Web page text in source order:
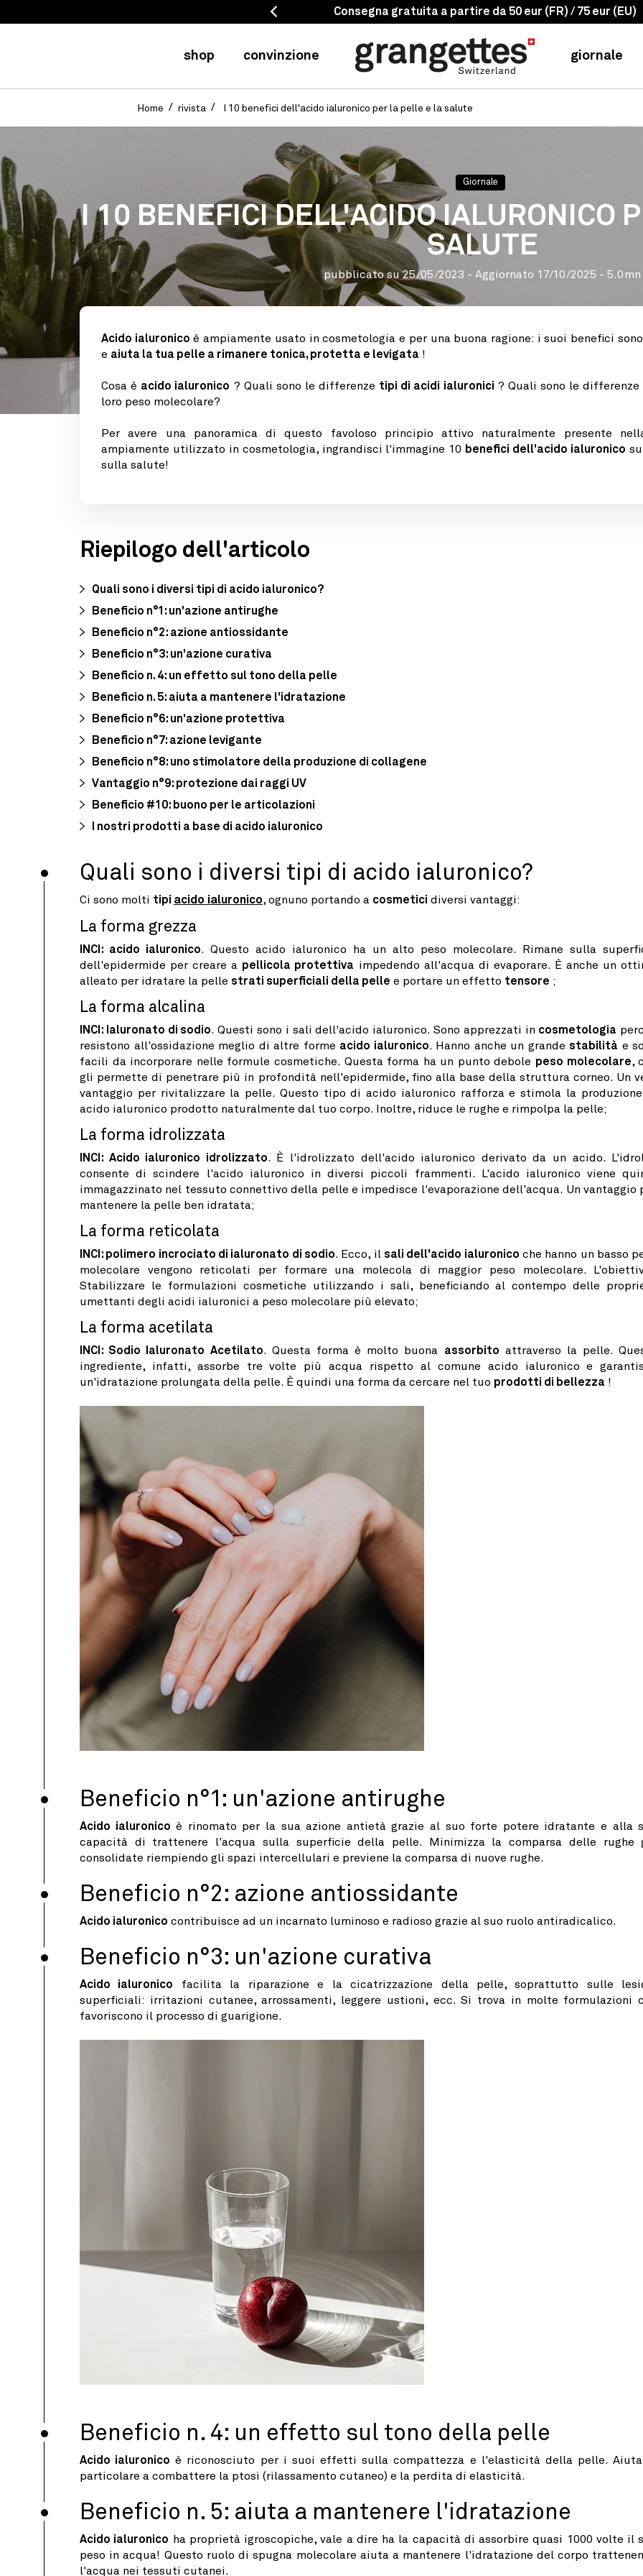
-10% su 5 prodotti
shop convinzione giornale
Home rivista I 10 benefici dell'acido ialuronico per la pelle e la salute
Giornale
I 10 BENEFICI DELL'ACIDO IALURONICO
SALUTE
pubblicato su25/05/2023 - Aggiornato 17/10/2025 - 5.0mn
Acido ialuronico è ampiamente usato in cosmetologia e per una buona ragione: i suoi benefici
e aiuta la tua pelle a rimanere tonica, protetta e levigata !
Cosa è acido ialuronico ? Quali sono le differenze tipi di acidi ialuronici ? Quali sono le differenze
loro peso molecolare?
Per avere una panoramica di questo favoloso principio attivo naturalmente presente
ampiamente utilizzato in cosmetologia, ingrandisci l'immagine 10 benefici dell'acido ialuronico
sulla salute!
Riepilogo dell'articolo
Quali sono i diversi tipi di acido ialuronico?
Beneficio n°1: un'azione antirughe
Beneficio n°2: azione antiossidante
Beneficio n°3: un'azione curativa
Beneficio n. 4: un effetto sul tono della pelle
Beneficio n. 5: aiuta a mantenere l'idratazione
Beneficio n°6: un'azione protettiva
Beneficio n°7: azione levigante
Beneficio n°8: uno stimolatore della produzione di collagene
Vantaggio n°9: protezione dai raggi UV
Beneficio #10: buono per le articolazioni
I nostri prodotti a base di acido ialuronico
Quali sono i diversi tipi di acido ialuronico?
Ci sono molti tipi acido ialuronico, ognuno portando a cosmetici diversi vantaggi:
La forma grezza
INCI: acido ialuronico. Questo acido ialuronico ha un alto peso molecolare. Rimane sulla
dell'epidermide per creare a pellicola protettiva impedendo all'acqua di evaporare. È anche un
alleato per idratare la pelle strati superficiali della pelle e portare un effetto tensore ;
La forma alcalina
INCI: Ialuronato di sodio. Questi sono i sali dell'acido ialuronico. Sono apprezzati in cosmetologia
resistono all'ossidazione meglio di altre forme acido ialuronico. Hanno anche un grande stabilità e
facili da incorporare nelle formule cosmetiche. Questa forma ha un punto debole peso molecolare,
gli permette di penetrare più in profondità nell'epidermide, fino alla base della struttura corneo. Un
vantaggio per rivitalizzare la pelle. Questo tipo di acido ialuronico rafforza e stimola la
acido ialuronico prodotto naturalmente dal tuo corpo. Inoltre, riduce le rughe e rimpolpa la pelle;
La forma idrolizzata
INCI: Acido ialuronico idrolizzato. È l'idrolizzato dell'acido ialuronico derivato da un acido.
consente di scindere l'acido ialuronico in diversi piccoli frammenti. L'acido ialuronico viene
immagazzinato nel tessuto connettivo della pelle e impedisce l'evaporazione dell'acqua. Un vantaggio
mantenere la pelle ben idratata;
La forma reticolata
INCI: polimero incrociato di ialuronato di sodio. Ecco, il sali dell'acido ialuronico che hanno un basso
molecolare vengono reticolati per formare una molecola di maggior peso molecolare.
Stabilizzare le formulazioni cosmetiche utilizzando i sali, beneficiando al contempo delle
umettanti degli acidi ialuronici a peso molecolare più elevato;
La forma acetilata
INCI: Sodio Ialuronato Acetilato. Questa forma è molto buona assorbito attraverso la pelle.
ingrediente, infatti, assorbe tre volte più acqua rispetto al comune acido ialuronico e
un'idratazione prolungata della pelle. È quindi una forma da cercare nel tuo prodotti di bellezza !
Beneficio n°1: un'azione antirughe
Acido ialuronico è rinomato per la sua azione antietà grazie al suo forte potere idratante e alla
capacità di trattenere l'acqua sulla superficie della pelle. Minimizza la comparsa delle rughe
consolidate riempiendo gli spazi intercellulari e previene la comparsa di nuove rughe.
Beneficio n°2: azione antiossidante
Acido ialuronico contribuisce ad un incarnato luminoso e radioso grazie al suo ruolo antiradicalico.
Beneficio n°3: un'azione curativa
Acido ialuronico facilita la riparazione e la cicatrizzazione della pelle, soprattutto sulle
superficiali: irritazioni cutanee, arrossamenti, leggere ustioni, ecc. Si trova in molte formulazioni
favoriscono il processo di guarigione.
Beneficio n. 4: un effetto sul tono della pelle
Acido ialuronico è riconosciuto per i suoi effetti sulla compattezza e l'elasticità della pelle.
particolare a combattere la ptosi (rilassamento cutaneo) e la perdita di elasticità.
Beneficio n. 5: aiuta a mantenere l'idratazione
Acido ialuronico ha proprietà igroscopiche, vale a dire ha la capacità di assorbire quasi 1000 volte il
peso in acqua! Questo ruolo di spugna molecolare aiuta a mantenere l'idratazione del corpo
l'acqua nei tessuti cutanei.